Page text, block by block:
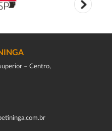
– Centro,